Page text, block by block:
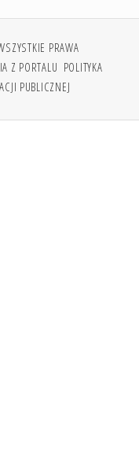
PRAWA
Z PORTALU POLITYKA
PUBLICZNEJ